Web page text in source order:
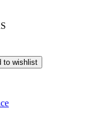
to wishlist